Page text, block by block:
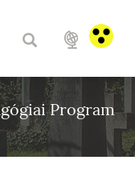
Program